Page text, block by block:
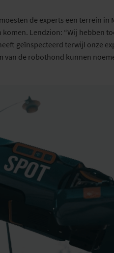
de experts een terrein in
Lendzion: “Wij hebben
geïnspecteerd terwijl onze
van de robothond kunnen